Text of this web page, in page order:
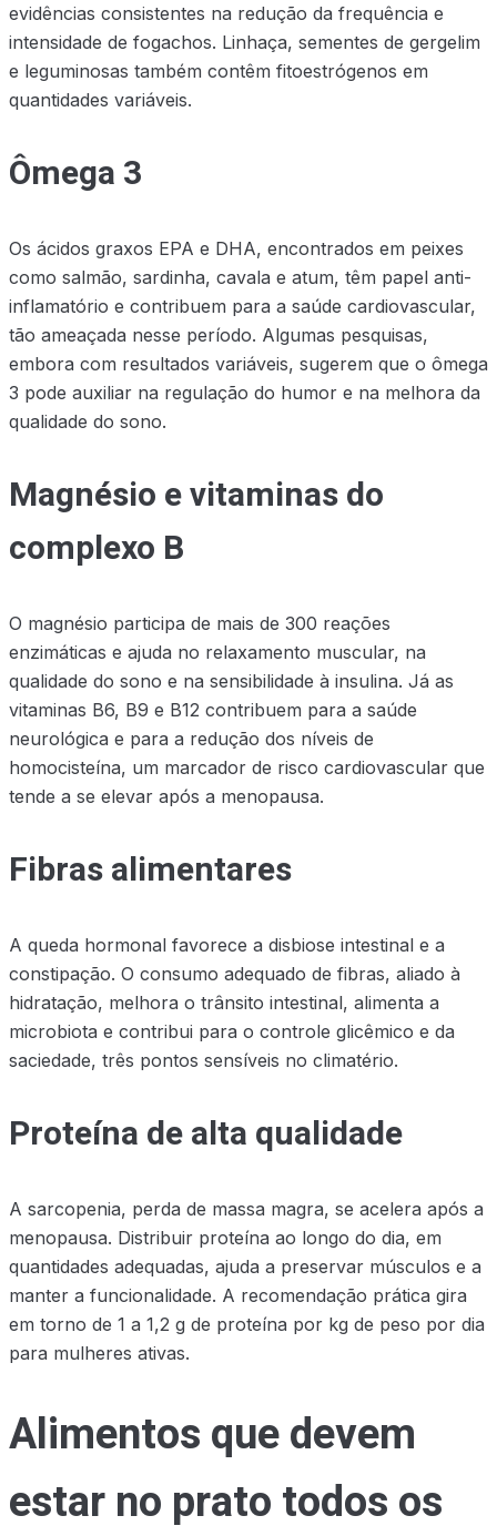
evidências consistentes na redução da frequência e
intensidade de fogachos. Linhaça, sementes de gergelim
e leguminosas também contêm fitoestrógenos em
quantidades variáveis.
Ômega 3
Os ácidos graxos EPA e DHA, encontrados em peixes
como salmão, sardinha, cavala e atum, têm papel anti-
inflamatório e contribuem para a saúde cardiovascular,
tão ameaçada nesse período. Algumas pesquisas,
embora com resultados variáveis, sugerem que o ômega
3 pode auxiliar na regulação do humor e na melhora da
qualidade do sono.
Magnésio e vitaminas do
complexo B
O magnésio participa de mais de 300 reações
enzimáticas e ajuda no relaxamento muscular, na
qualidade do sono e na sensibilidade à insulina. Já as
vitaminas B6, B9 e B12 contribuem para a saúde
neurológica e para a redução dos níveis de
homocisteína, um marcador de risco cardiovascular que
tende a se elevar após a menopausa.
Fibras alimentares
A queda hormonal favorece a disbiose intestinal e a
constipação. O consumo adequado de fibras, aliado à
hidratação, melhora o trânsito intestinal, alimenta a
microbiota e contribui para o controle glicêmico e da
saciedade, três pontos sensíveis no climatério.
Proteína de alta qualidade
A sarcopenia, perda de massa magra, se acelera após a
menopausa. Distribuir proteína ao longo do dia, em
quantidades adequadas, ajuda a preservar músculos e a
manter a funcionalidade. A recomendação prática gira
em torno de 1 a 1,2 g de proteína por kg de peso por dia
para mulheres ativas.
Alimentos que devem
estar no prato todos os